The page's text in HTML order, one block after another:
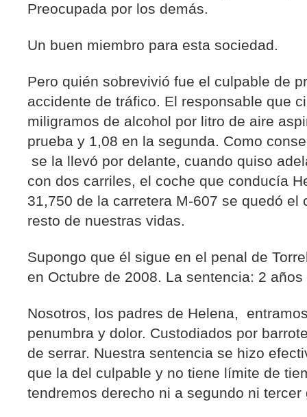
Preocupada por los demás.
Un buen miembro para esta sociedad.
Pero quién sobrevivió fue el culpable de
accidente de tráfico. El responsable que
miligramos de alcohol por litro de aire
prueba y 1,08 en la segunda. Como
se la llevó por delante, cuando quiso
con dos carriles, el coche que conducía
31,750 de la carretera M-607 se quedó el
resto de nuestras vidas.
Supongo que él sigue en el penal de
en Octubre de 2008. La sentencia: 2
Nosotros, los padres de Helena,
penumbra y dolor. Custodiados por
de serrar. Nuestra sentencia se hizo
que la del culpable y no tiene límite de
tendremos derecho ni a segundo ni tercer